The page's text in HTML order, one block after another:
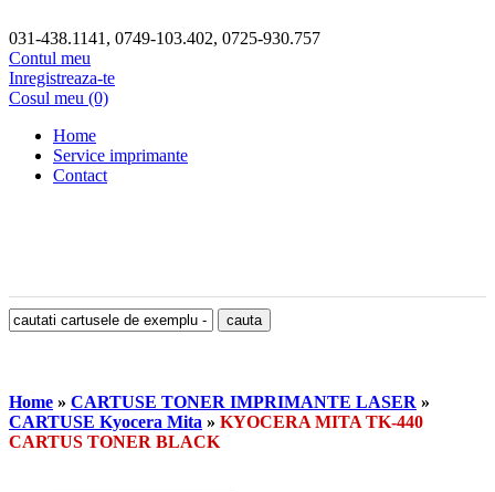
031-438.1141, 0749-103.402, 0725-930.757
Contul meu
Inregistreaza-te
Cosul meu (0)
Home
Service imprimante
Contact
Home » CARTUSE TONER IMPRIMANTE LASER »
CARTUSE Kyocera Mita » KYOCERA MITA TK-440
CARTUS TONER BLACK